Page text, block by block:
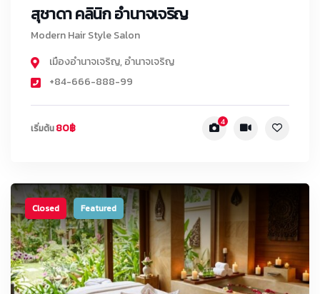
สุชาดา คลินิก อำนาจเจริญ
Modern Hair Style Salon
เมืองอำนาจเจริญ,อำนาจเจริญ
+84-666-888-99
เริ่มต้น80฿ 4
Closed Featured